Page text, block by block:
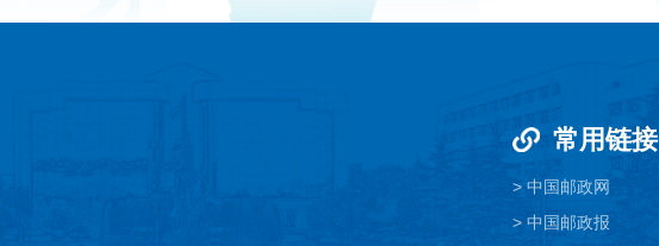
常用链接
> 中国邮政网
> 中国邮政报